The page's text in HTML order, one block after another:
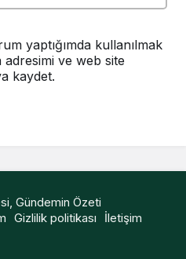
yaptığımda kullanılmak
adresimi ve web site
kaydet.
Gündemin Özeti
Gizlilik politikası İletişim